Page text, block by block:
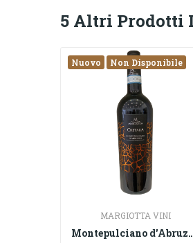
5 Altri Prodotti
Nuovo Non Disponibile
MARGIOTTA VINI
Montepulciano